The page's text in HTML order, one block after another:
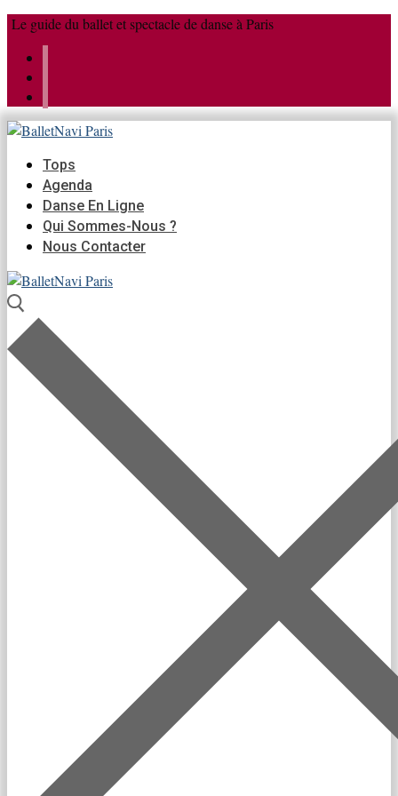
Aller
contenu
Menu
Fermer
Le guide du ballet et spectacle de danse à Paris
Tops
Agenda
Danse En Ligne
Qui Sommes-Nous ?
Nous Contacter